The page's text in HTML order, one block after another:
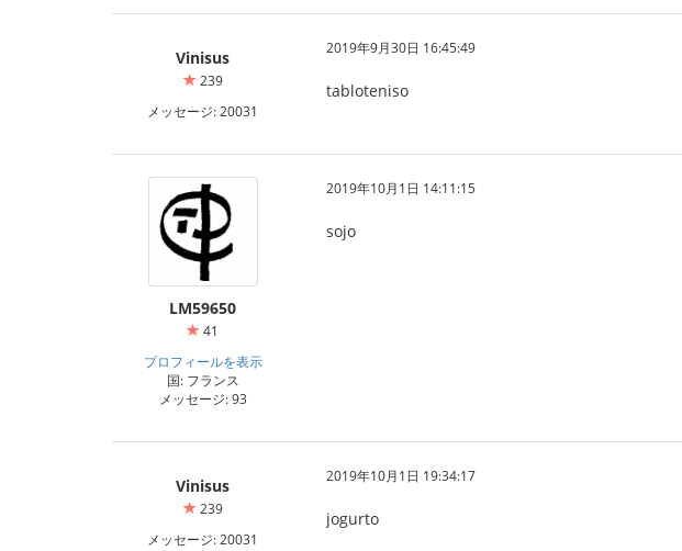
Vinisus
239
メッセージ: 20031
2019年9月30日 16:45:49
tabloteniso
LM59650
41
プロフィールを表示
国: フランス
メッセージ: 93
2019年10月1日 14:11:15
sojo
Vinisus
239
メッセージ: 20031
2019年10月1日 19:34:17
jogurto